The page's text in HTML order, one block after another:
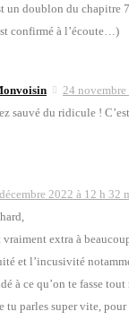
un dou­blon du cha­pitre
confir­mé à l’é­coute…)
24
sau­vé du ridi­cule !
2022 à 12 h 32
vrai­ment extra à
et l’in­cu­si­vi­té
à ce qu’on te fasse
tu parles super vite,